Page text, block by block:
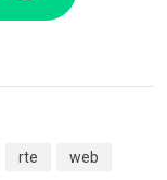
rte web